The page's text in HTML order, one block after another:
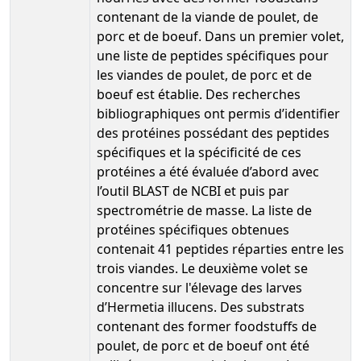
contenant de la viande de poulet, de
porc et de boeuf. Dans un premier volet,
une liste de peptides spécifiques pour
les viandes de poulet, de porc et de
boeuf est établie. Des recherches
bibliographiques ont permis d’identifier
des protéines possédant des peptides
spécifiques et la spécificité de ces
protéines a été évaluée d’abord avec
l’outil BLAST de NCBI et puis par
spectrométrie de masse. La liste de
protéines spécifiques obtenues
contenait 41 peptides réparties entre les
trois viandes. Le deuxième volet se
concentre sur l'élevage des larves
d’Hermetia illucens. Des substrats
contenant des former foodstuffs de
poulet, de porc et de boeuf ont été